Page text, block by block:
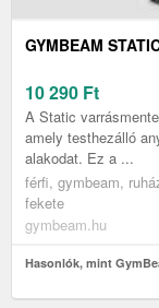
GYMBEAM
10 290 Ft
A Static
amely testhezálló
alakodat. Ez a ...
férfi, gymbeam,
fekete
gymbeam.hu
Hasonlók, mint